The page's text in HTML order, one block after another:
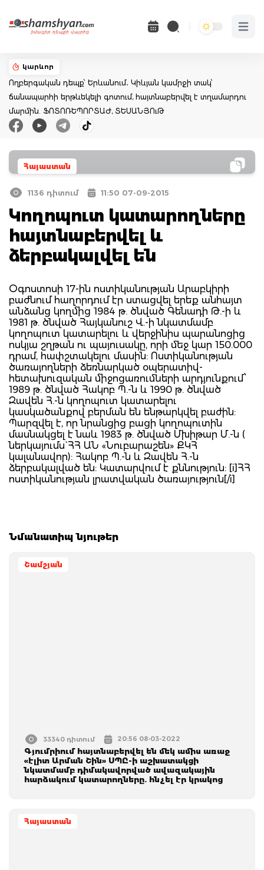
Open
կարևոր
Ողբերգական դեպք՝ Երևանում․ Կիևյան կամրջի տակ՝
ճանապարհի երթևեկելի գոտում, հայտնաբերվել է տղամարդու
մարմին. ՖՈՏՈՌԵՊՈՐՏԱԺ, ՏԵՍԱՆՅՈւԹ
Հայաստան
1136 դիտում 11:50 07-09-2015
Կողոպուտ կատարողները
հայտնաբերվել և
ձերբակալվել են
Օգոստոսի 17-ին ոստիկանության Արաբկիրի
բաժնում հաղորդում էր ստացվել երեք անհայտ
անձանց կողմից 1984 թ. ծնված Գենադի Թ.-ի և
1981 թ. ծնված Հայկանուշ Վ.-ի նկատմամբ
կողոպուտ կատարելու և վերջինիս պարանոցից
ոսկյա շղթան ու պայուսակը, որի մեջ կար 150.000
դրամ, հափշտակելու մասին: Ոստիկանության
ծառայողների ձեռնարկած օպերատիվ-
հետախուզական միջոցառումների արդյունքում՝
1989 թ. ծնված Հակոբ Պ.-ն և 1990 թ. ծնված
Զավեն Հ.-ն կողոպուտ կատարելու
կասկածանքով բերման են ենթարկվել բաժին:
Պարզվել է, որ նրանցից բացի կողոպուտին
մասնակցել է նաև 1983 թ. ծնված Մխիթար Մ.-ն (
ներկայումս` ՀՀ ԱՆ «Նուբարաշեն» ՔԿՀ
կալանավոր): Հակոբ Պ.-ն և Զավեն Հ.-ն
ձերբակալված են: Կատարվում է քննություն: [i]ՀՀ
ոստիկանության լրատվական ծառայություն[/i]
Նմանատիպ նյութեր
Շամշյան
33340 դիտում 20:56 08-03-2022
Գյումրիում հայտնաբերվել են մեկ ամիս առաջ
«էլիտ Արման Շին» ՍՊԸ-ի աշխատակցի
նկատմամբ դիմակավորված ավազակային
հարձակում կատարողները. հնչել էր կրակոց
Հայաստան